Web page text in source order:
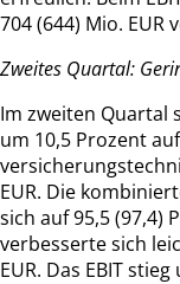
704 (644) Mio. EUR
Zweites Quartal:
Im zweiten Quartal
um 10,5 Prozent
EUR. Die
sich auf 95,5 (97,4)
verbesserte sich
EUR. Das EBIT